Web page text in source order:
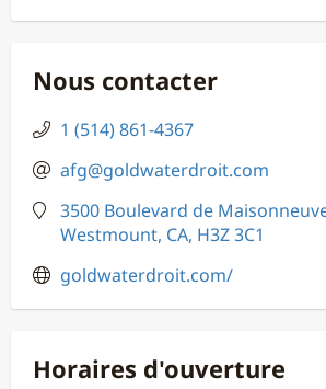
Nous contacter
1 (514) 861-4367
afg@goldwaterdroit.com
3500 Boulevard de
Westmount, CA, H3Z 3C1
goldwaterdroit.com/
Horaires d'ouverture